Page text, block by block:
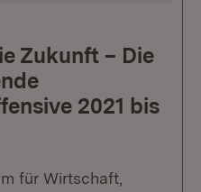
Zukunft – Die
2021 bis
für Wirtschaft,